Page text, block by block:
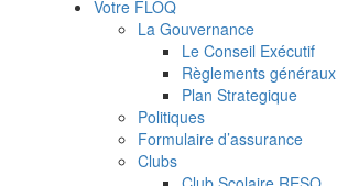
Votre FLOQ
La Gouvernance
Le Conseil Exécutif
Règlements généraux
Plan Strategique
Politiques
Formulaire d’assurance
Clubs